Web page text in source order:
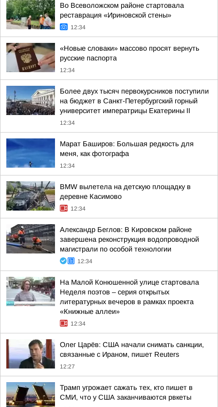
Во Всеволожском районе стартовала
реставрация «Ириновской стены»
12:34
«Новые словаки» массово просят вернуть
русские паспорта
12:34
Более двух тысяч первокурсников поступили
на бюджет в Санкт-Петербургский горный
университет императрицы Екатерины II
12:34
Марат Баширов: Большая редкость для
меня, как фотографа
12:34
BMW вылетела на детскую площадку в
деревне Касимово
12:34
Александр Беглов: В Кировском районе
завершена реконструкция водопроводной
магистрали по особой технологии
12:34
На Малой Конюшенной улице стартовала
Неделя поэтов – серия открытых
литературных вечеров в рамках проекта
«Книжные аллеи»
12:34
Олег Царёв: США начали снимать санкции,
связанные с Ираном, пишет Reuters
12:27
Трамп угрожает сажать тех, кто пишет в
СМИ, что у США заканчиваются рвкеты